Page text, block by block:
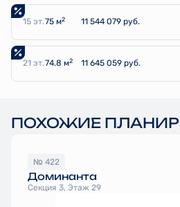
15 эт.75 м2 11 544 079 руб.
21 эт.74.8 м2 11 645 059 руб.
ПОХОЖИЕ
№ 422
Доминанта
Секция 3, Этаж 29